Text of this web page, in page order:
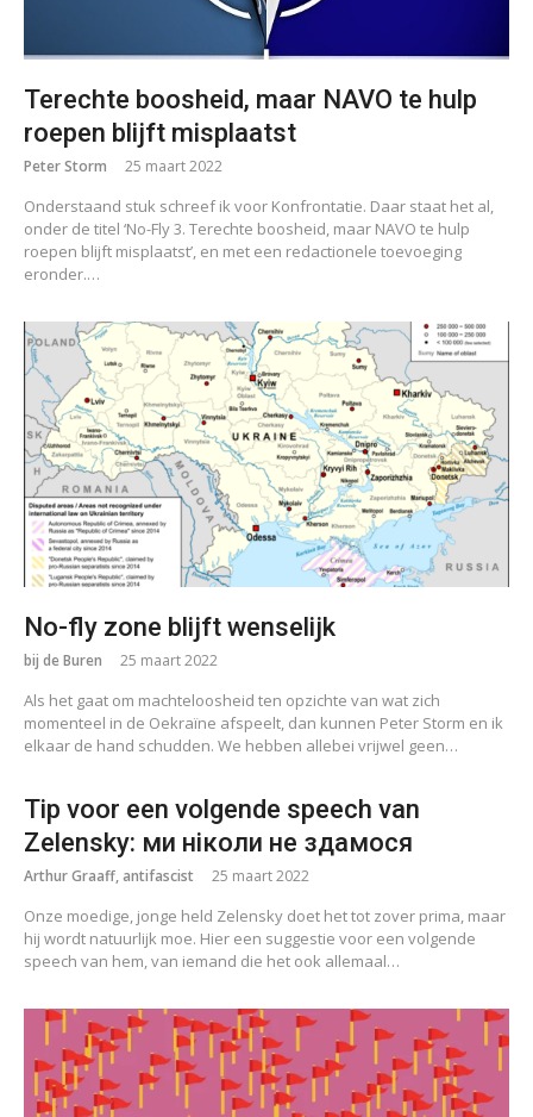
Terechte boosheid, maar NAVO te hulp
roepen blijft misplaatst
Peter Storm 25 maart 2022
Onderstaand stuk schreef ik voor Konfrontatie. Daar staat het al,
onder de titel ‘No-Fly 3. Terechte boosheid, maar NAVO te hulp
roepen blijft misplaatst’, en met een redactionele toevoeging
eronder.…
No-fly zone blijft wenselijk
bij de Buren 25 maart 2022
Als het gaat om machteloosheid ten opzichte van wat zich
momenteel in de Oekraïne afspeelt, dan kunnen Peter Storm en ik
elkaar de hand schudden. We hebben allebei vrijwel geen…
Tip voor een volgende speech van
Zelensky: ми ніколи не здамося
Arthur Graaff, antifascist 25 maart 2022
Onze moedige, jonge held Zelensky doet het tot zover prima, maar
hij wordt natuurlijk moe. Hier een suggestie voor een volgende
speech van hem, van iemand die het ook allemaal…